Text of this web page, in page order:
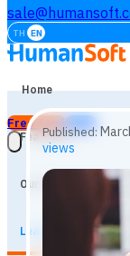
TH EN
Home
Features
Our Customers
Learning
Free Trial